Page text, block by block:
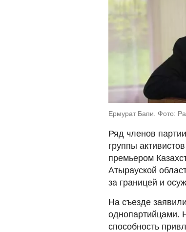
Ермурат Бапи. Фото:
Ряд членов
группы
премьером
Атырауской
за границей и
На съезде
однопартийцами.
способность